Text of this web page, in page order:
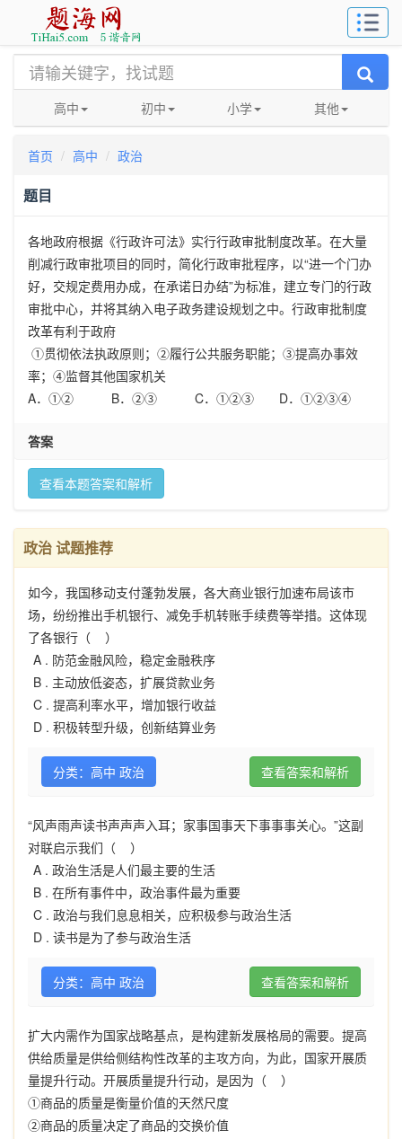
高中 初中 小学 其他
首页 高中 政治
题目
各地政府根据《行政许可法》实行行政审批制度改革。在大量
削减行政审批项目的同时，简化行政审批程序，以“进一个门办
好，交规定费用办成，在承诺日办结”为标准，建立专门的行政
审批中心，并将其纳入电子政务建设规划之中。行政审批制度
改革有利于政府
①贯彻依法执政原则；②履行公共服务职能；③提高办事效
率；④监督其他国家机关
A．①② B．②③ C．①②③ D．①②③④
答案
查看本题答案和解析
政治 试题推荐
如今，我国移动支付蓬勃发展，各大商业银行加速布局该市
场，纷纷推出手机银行、减免手机转账手续费等举措。这体现
了各银行（ ）
A . 防范金融风险，稳定金融秩序
B . 主动放低姿态，扩展贷款业务
C . 提高利率水平，增加银行收益
D . 积极转型升级，创新结算业务
分类：高中 政治 查看答案和解析
“风声雨声读书声声声入耳；家事国事天下事事事关心。”这副
对联启示我们（ ）
A . 政治生活是人们最主要的生活
B . 在所有事件中，政治事件最为重要
C . 政治与我们息息相关，应积极参与政治生活
D . 读书是为了参与政治生活
分类：高中 政治 查看答案和解析
扩大内需作为国家战略基点，是构建新发展格局的需要。提高
供给质量是供给侧结构性改革的主攻方向，为此，国家开展质
量提升行动。开展质量提升行动，是因为（ ）
①商品的质量是衡量价值的天然尺度
②商品的质量决定了商品的交换价值